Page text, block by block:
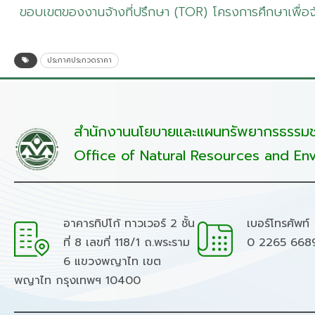
ขอบเขตของงานจ้างที่ปรึกษา (TOR) โครงการศึกษาเพื่
ประกาศประกวดราคา
สำนักงานนโยบายและแผนทรัพยากรธรร
Office of Natural Resources and
อาคารทิปโก้ ทาวเวอร์ 2 ชั้น
ที่ 8 เลขที่ 118/1 ถ.พระราม
6 แขวงพญาไท เขต
พญาไท กรุงเทพฯ 10400
เบอร์โทรศัพท์
0 2265